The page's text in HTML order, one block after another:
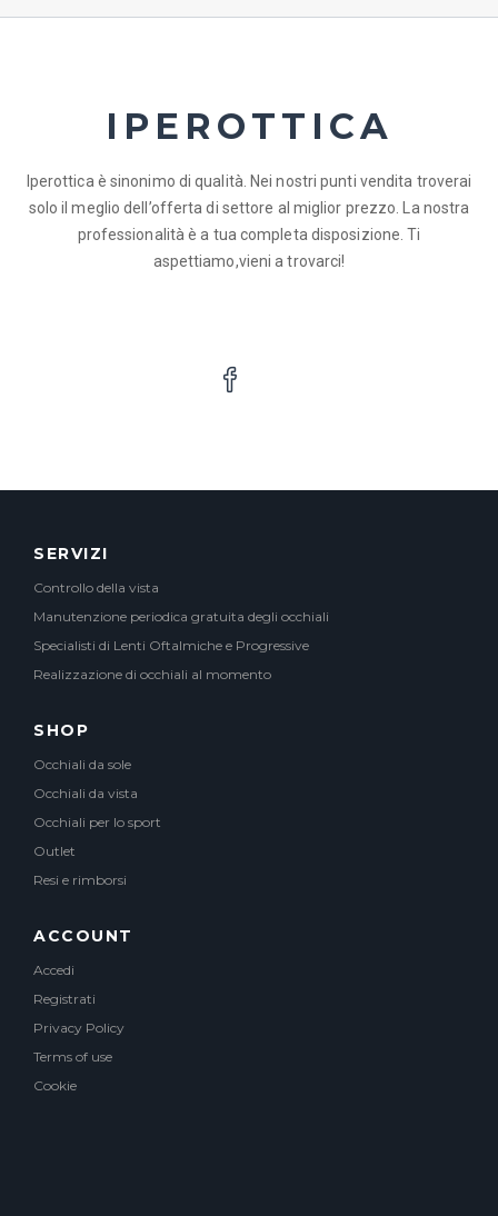
IPEROTTICA
Iperottica è sinonimo di qualità. Nei nostri punti vendita troverai
solo il meglio dell’offerta di settore al miglior prezzo. La nostra
professionalità è a tua completa disposizione. Ti
aspettiamo,vieni a trovarci!
SERVIZI
Controllo della vista
Manutenzione periodica gratuita degli occhiali
Specialisti di Lenti Oftalmiche e Progressive
Realizzazione di occhiali al momento
SHOP
Occhiali da sole
Occhiali da vista
Occhiali per lo sport
Outlet
Resi e rimborsi
ACCOUNT
Accedi
Registrati
Privacy Policy
Terms of use
Cookie